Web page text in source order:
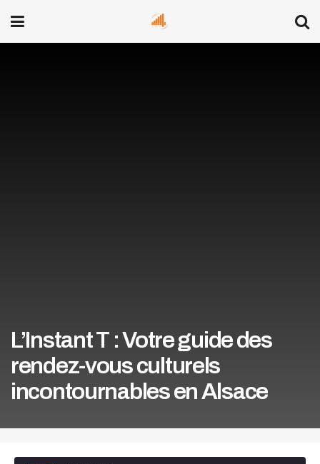
L’Instant T : Votre guide des
rendez-vous culturels
incontournables en Alsace